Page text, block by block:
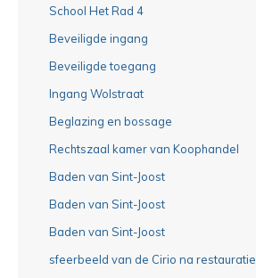
School Het Rad 4
Beveiligde ingang
Beveiligde toegang
Ingang Wolstraat
Beglazing en bossage
Rechtszaal kamer van Koophandel
Baden van Sint-Joost
Baden van Sint-Joost
Baden van Sint-Joost
sfeerbeeld van de Cirio na restauratie